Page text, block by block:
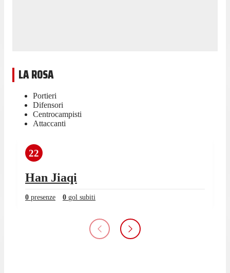
LA ROSA
Portieri
Difensori
Centrocampisti
Attaccanti
22
Han Jiaqi
0 presenze 0 gol subiti